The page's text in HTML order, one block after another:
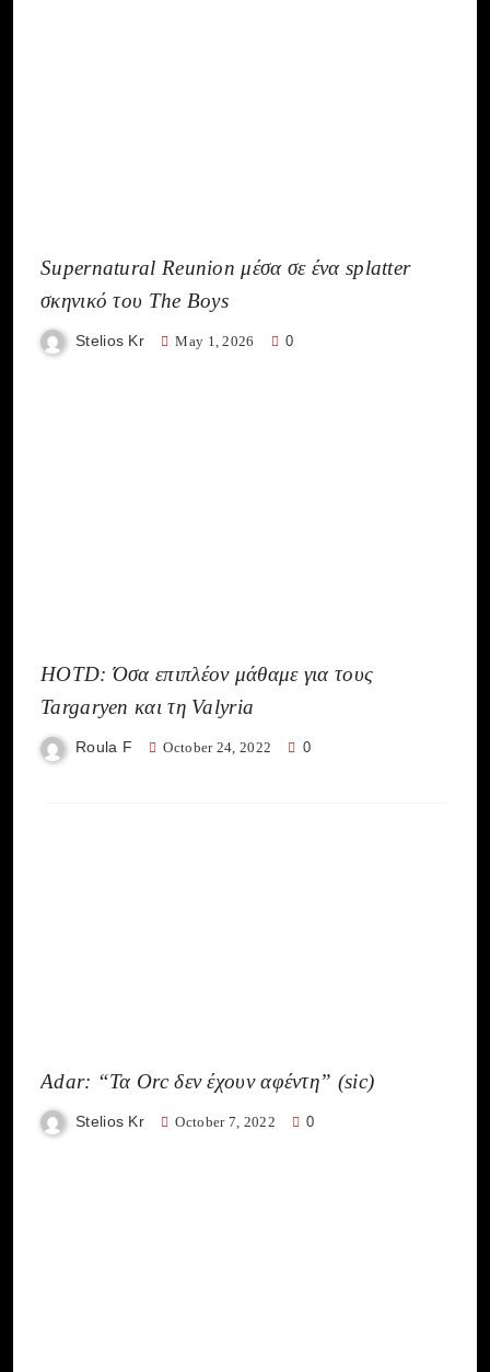
Supernatural Reunion μέσα σε ένα splatter
σκηνικό του The Boys
Stelios Kr May 1, 2026 0
HOTD: Όσα επιπλέον μάθαμε για τους
Targaryen και τη Valyria
Roula F October 24, 2022 0
Adar: “Τα Orc δεν έχουν αφέντη” (sic)
Stelios Kr October 7, 2022 0